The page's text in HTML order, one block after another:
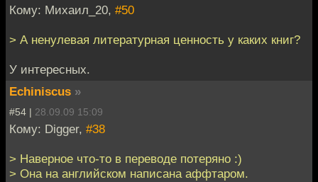
Кому: Михаил_20, #50
> А ненулевая литературная ценность у каких книг?
У интересных.
Echiniscus »
#54 | 28.09.09 15:09
Кому: Digger, #38
> Наверное что-то в переводе потеряно :)
> Она на английском написана аффтаром.